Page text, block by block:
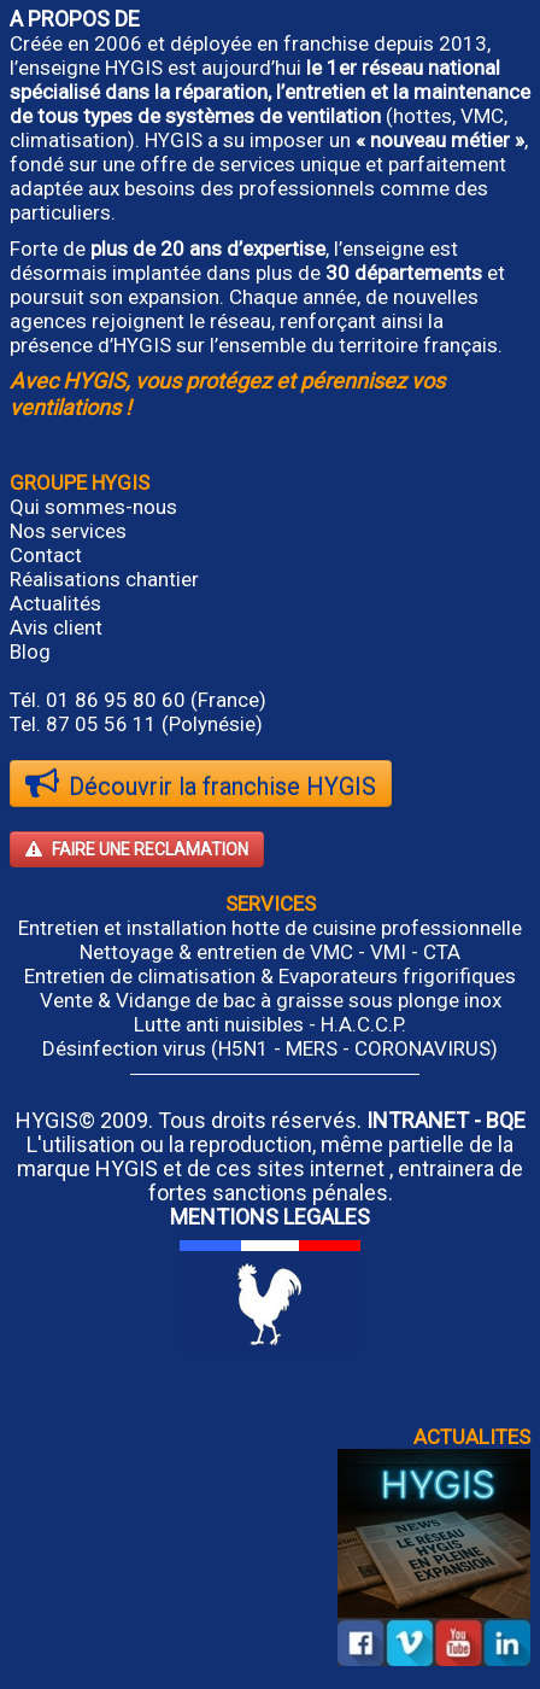
A PROPOS DE
Créée en 2006 et déployée en franchise depuis 2013,
l’enseigne HYGIS est aujourd’hui le 1er réseau national
spécialisé dans la réparation, l’entretien et la maintenance
de tous types de systèmes de ventilation (hottes, VMC,
climatisation). HYGIS a su imposer un « nouveau métier »,
fondé sur une offre de services unique et parfaitement
adaptée aux besoins des professionnels comme des
particuliers.
Forte de plus de 20 ans d’expertise, l’enseigne est
désormais implantée dans plus de 30 départements et
poursuit son expansion. Chaque année, de nouvelles
agences rejoignent le réseau, renforçant ainsi la
présence d’HYGIS sur l’ensemble du territoire français.
Avec HYGIS, vous protégez et pérennisez vos
ventilations !
GROUPE HYGIS
Qui sommes-nous
Nos services
Contact
Réalisations chantier
Actualités
Avis client
Blog
Tél. 01 86 95 80 60 (France)
Tel. 87 05 56 11 (Polynésie)
Découvrir la franchise HYGIS
FAIRE UNE RECLAMATION
SERVICES
Entretien et installation hotte de cuisine professionnelle
Nettoyage & entretien de VMC - VMI - CTA
Entretien de climatisation & Evaporateurs frigorifiques
Vente & Vidange de bac à graisse sous plonge inox
Lutte anti nuisibles - H.A.C.C.P.
Désinfection virus (H5N1 - MERS - CORONAVIRUS)
HYGIS© 2009. Tous droits réservés. INTRANET- BQE
L'utilisation ou la reproduction, même partielle de la
marque HYGIS et de ces sites internet , entrainera de
fortes sanctions pénales.
MENTIONS LEGALES
ACTUALITES